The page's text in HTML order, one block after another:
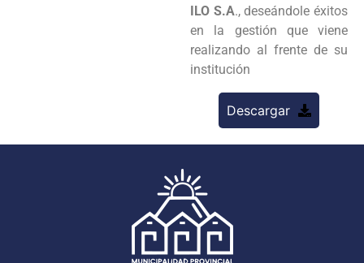
ILO S.A., deseándole éxitos
en la gestión que viene
realizando al frente de su
institución
Descargar